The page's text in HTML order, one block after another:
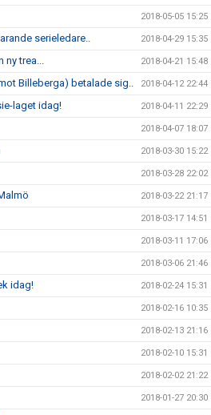
2018-05-05 15:25
serieledare.. 2018-04-29 15:35
ny trea... 2018-04-21 15:48
Billeberga) betalade sig.. 2018-04-12 22:44
laget idag! 2018-04-11 22:29
2018-04-07 18:07
2018-03-30 15:22
2018-03-28 22:02
2018-03-22 21:17
2018-03-17 14:51
2018-03-11 17:06
2018-03-06 21:46
idag! 2018-02-24 15:31
2018-02-16 10:35
2018-02-13 21:16
2018-02-10 15:31
2018-02-02 21:22
2018-01-27 20:30